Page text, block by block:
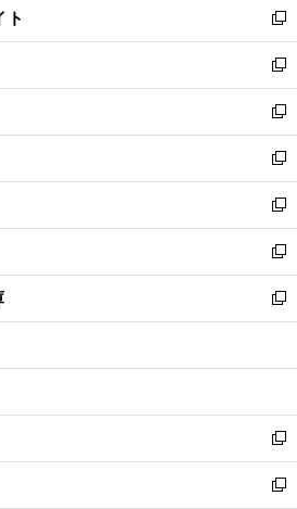
く
ド
ウ
で
開
く
ィ
ン
ド
ウ
で
開
く
い
ウ
ィ
ン
ド
ウ
で
開
く
ト
新
し
い
ウ
ィ
ン
ド
ウ
で
開
く
新
し
い
ウ
ィ
ン
ド
ウ
で
開
く
新
し
い
ウ
ィ
ン
ド
ウ
で
開
新
し
い
ウ
ィ
ン
ド
ウ
開
新
し
い
ウ
ィ
ン
ウ
開
く
新
し
い
ウ
ン
ウ
で
開
く
新
し
ウ
ン
ド
ウ
で
新
し
い
新